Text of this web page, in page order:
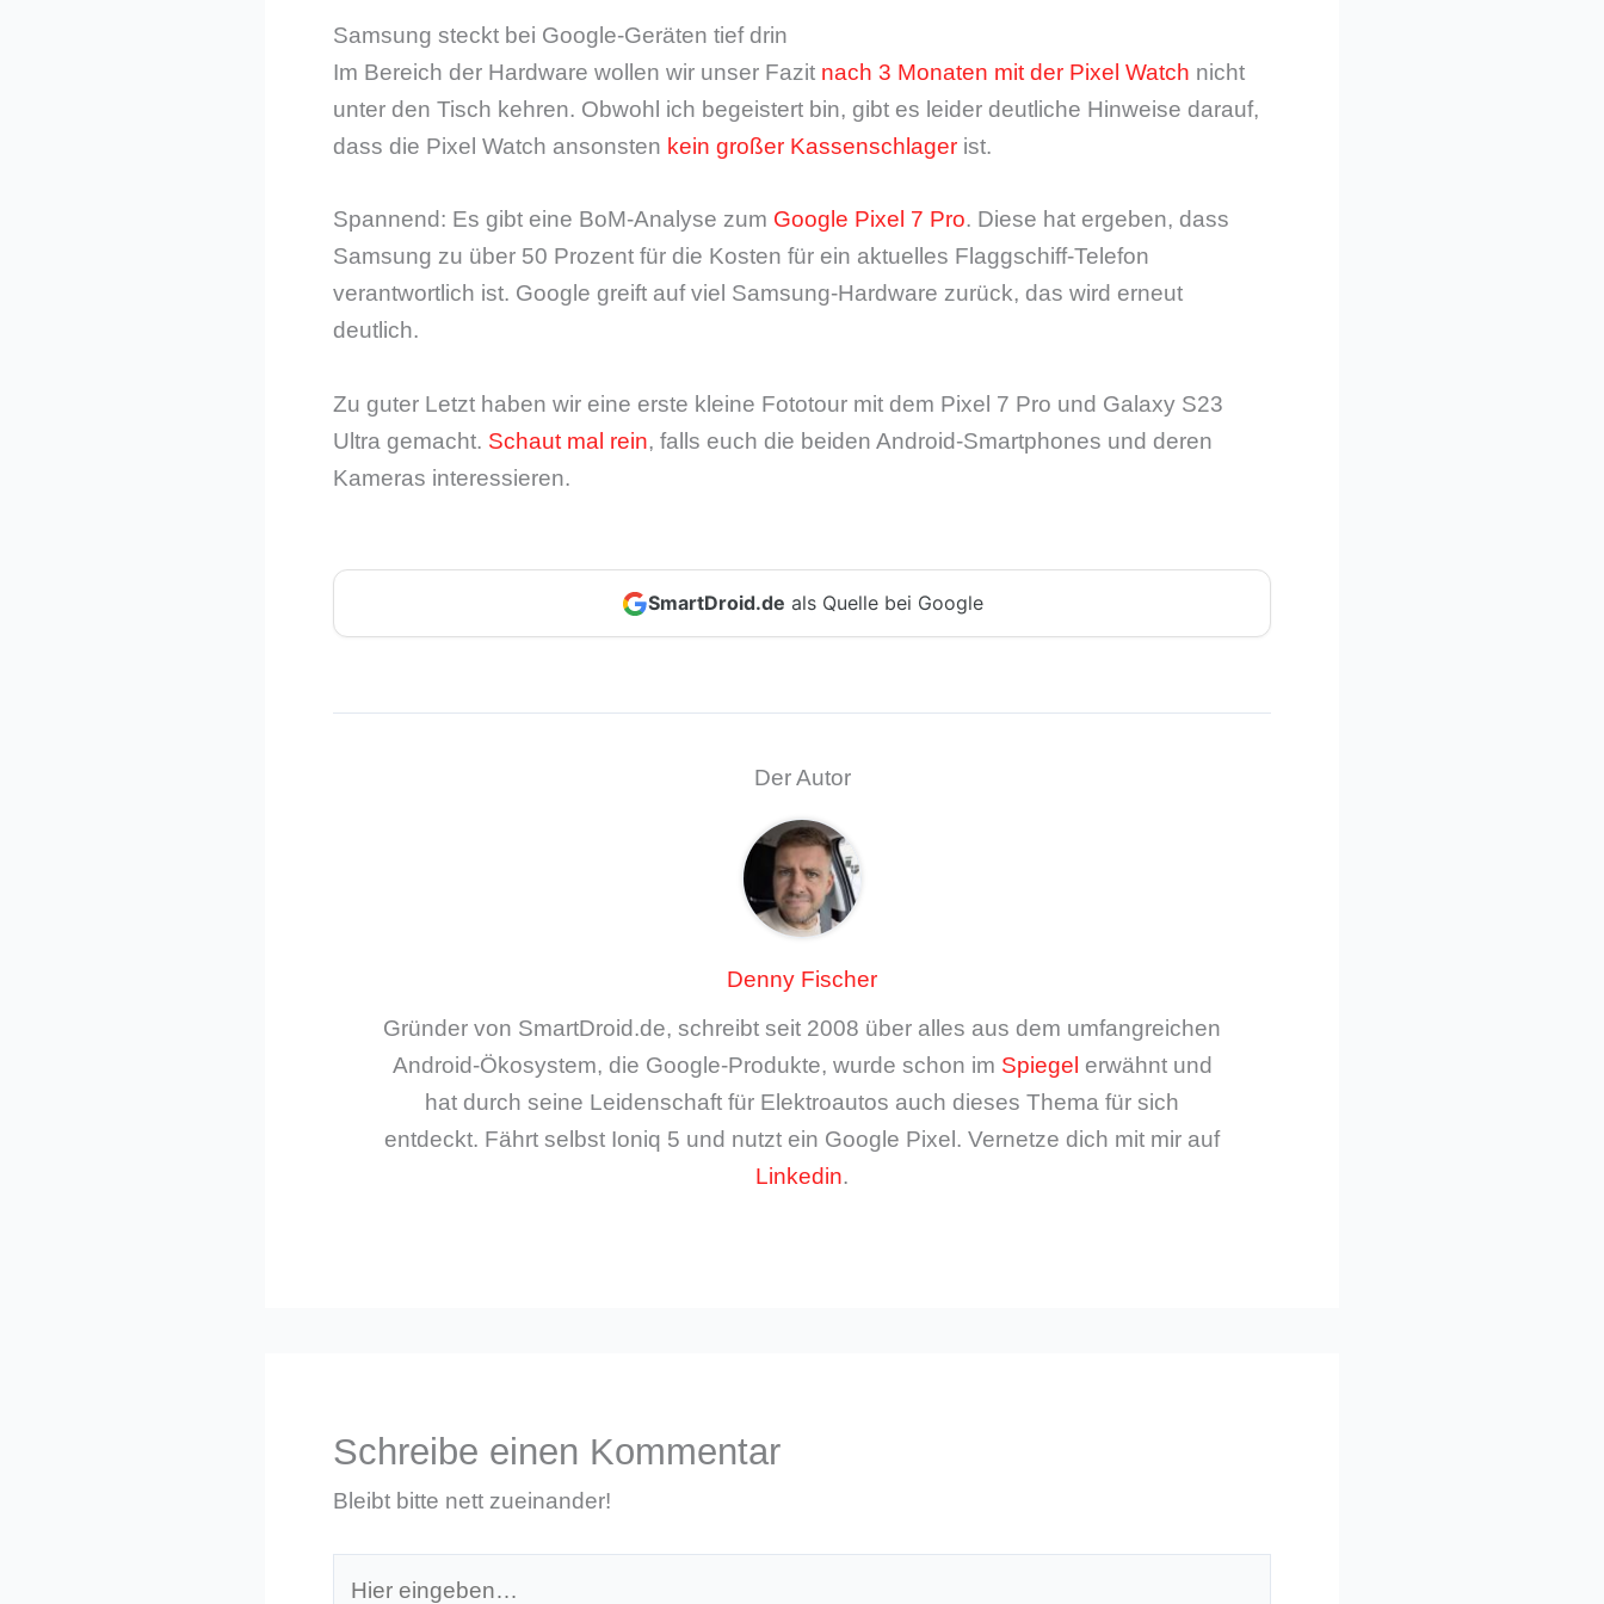
Samsung steckt bei Google-Geräten tief drin
Im Bereich der Hardware wollen wir unser Fazit nach 3 Monaten mit der Pixel Watch nicht
unter den Tisch kehren. Obwohl ich begeistert bin, gibt es leider deutliche Hinweise darauf,
dass die Pixel Watch ansonsten kein großer Kassenschlager ist.
Spannend: Es gibt eine BoM-Analyse zum Google Pixel 7 Pro. Diese hat ergeben, dass
Samsung zu über 50 Prozent für die Kosten für ein aktuelles Flaggschiff-Telefon
verantwortlich ist. Google greift auf viel Samsung-Hardware zurück, das wird erneut
deutlich.
Zu guter Letzt haben wir eine erste kleine Fototour mit dem Pixel 7 Pro und Galaxy S23
Ultra gemacht. Schaut mal rein, falls euch die beiden Android-Smartphones und deren
Kameras interessieren.
SmartDroid.de als Quelle bei Google
Der Autor
Denny Fischer
Gründer von SmartDroid.de, schreibt seit 2008 über alles aus dem umfangreichen
Android-Ökosystem, die Google-Produkte, wurde schon im Spiegel erwähnt und
hat durch seine Leidenschaft für Elektroautos auch dieses Thema für sich
entdeckt. Fährt selbst Ioniq 5 und nutzt ein Google Pixel. Vernetze dich mit mir auf
Linkedin.
Schreibe einen Kommentar
Bleibt bitte nett zueinander!